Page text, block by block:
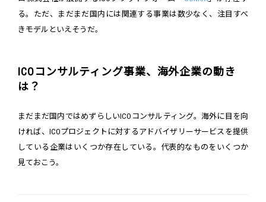
る。ただ、まだまだ国内には関連する事業は数少なく、注目すべ
きモデルといえそうだ。
ICOコンサルティング事業、海外企業の動き
は？
まだまだ国内ではめずらしいICOコンサルティング。海外に目を向
ければ、ICOプロジェクトに対するアドバイザリーサービスを提供
している企業はいくつか存在している。代表的なものをいくつか
見ておこう。